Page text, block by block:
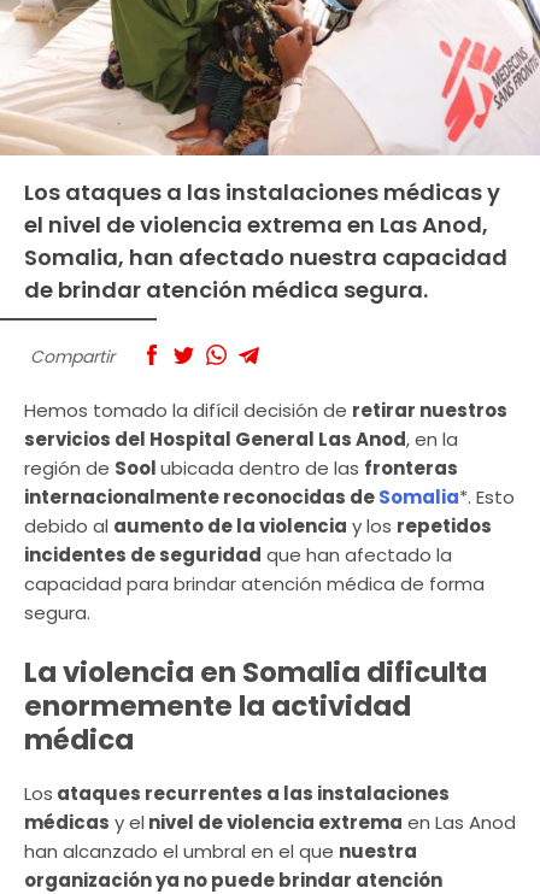
Los ataques a las instalaciones médicas y
el nivel de violencia extrema en Las Anod,
Somalia, han afectado nuestra capacidad
de brindar atención médica segura.
Compartir
Hemos tomado la difícil decisión de retirar nuestros
servicios del Hospital General Las Anod, en la
región de Soolubicada dentro de las fronteras
internacionalmente reconocidas deSomalia*. Esto
debido al aumento de la violencia y los repetidos
incidentes de seguridad que han afectado la
capacidad para brindar atención médica de forma
segura.
La violencia en Somalia dificulta
enormemente la actividad
médica
Los ataques recurrentes a las instalaciones
médicas y el nivel de violencia extrema en Las Anod
han alcanzado el umbral en el que nuestra
organización ya no puede brindar atención